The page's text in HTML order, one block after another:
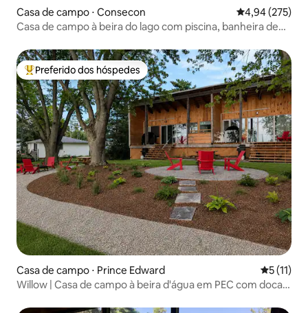
Casa de campo ⋅ Consecon 4,94 de uma
4,94 (275)
Casa de campo à beira do lago com piscina, banheira de
Entre os melhores preferidos dos hóspedes
Preferido dos hóspedes
Casa de campo ⋅ Prince Edward 5 de uma
5 (11)
Willow | Casa de campo à beira d'água em PEC com doca e